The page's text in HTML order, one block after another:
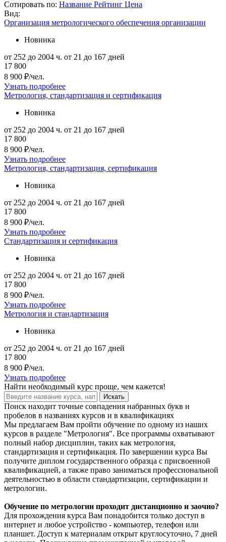
Сотировать по: Название Рейтинг Цена
Вид:
Организация метрологического обеспечения организации
Новинка
от 252 до 2004 ч. от 21 до 167 дней
17 800
8 900 ₽/чел.
Узнать подробнее
Метрология, стандартизация и сертификация
Новинка
от 252 до 2004 ч. от 21 до 167 дней
17 800
8 900 ₽/чел.
Узнать подробнее
Метрология, стандартизация, сертификация
Новинка
от 252 до 2004 ч. от 21 до 167 дней
17 800
8 900 ₽/чел.
Узнать подробнее
Стандартизация и сертификация
Новинка
от 252 до 2004 ч. от 21 до 167 дней
17 800
8 900 ₽/чел.
Узнать подробнее
Метрология и стандартизация
Новинка
от 252 до 2004 ч. от 21 до 167 дней
17 800
8 900 ₽/чел.
Узнать подробнее
Найти необходимый курс проще, чем кажется!
Искать
Поиск находит точные совпадения набранных букв и
пробелов в названиях курсов и в квалификациях
Мы предлагаем Вам пройти обучение по одному из наших
курсов в разделе "Метрология". Все программы охватывают
полный набор дисциплин, таких как метрология,
стандартизация и сертификация. По завершении курса Вы
получите диплом государственного образца с присвоенной
квалификацией, а также право заниматься профессиональной
деятельностью в области стандартизации, сертификации и
метрологии.
Обучение по метрологии проходит дистанционно и заочно?
Для прохождения курса Вам понадобится только доступ в
интернет и любое устройство - компьютер, телефон или
планшет. Доступ к материалам открыт круглосуточно, 7 дней